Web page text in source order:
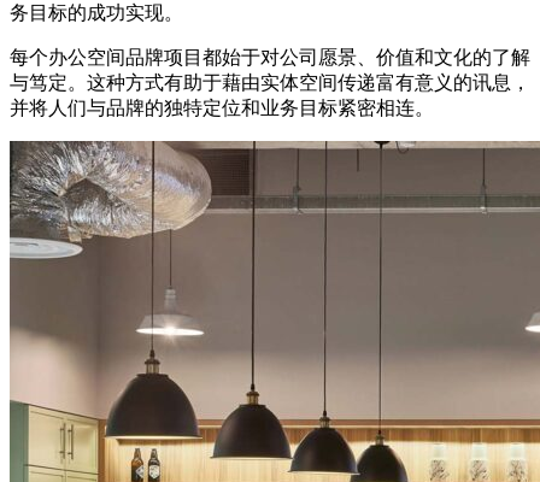
务目标的成功实现。
每个办公空间品牌项目都始于对公司愿景、价值和文化的了解
与笃定。这种方式有助于藉由实体空间传递富有意义的讯息，
并将人们与品牌的独特定位和业务目标紧密相连。